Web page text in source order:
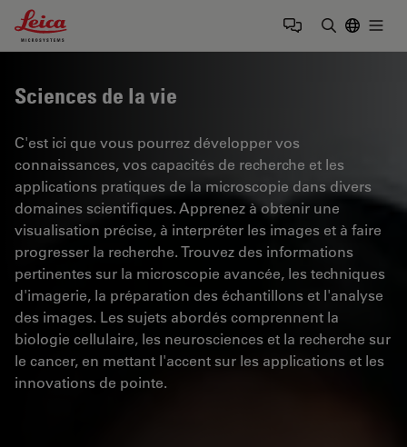
Leica Microsystems Logo
Sciences de la vie
C'est ici que vous pourrez développer vos
connaissances, vos capacités de recherche et les
applications pratiques de la microscopie dans divers
domaines scientifiques. Apprenez à obtenir une
visualisation précise, à interpréter les images et à faire
progresser la recherche. Trouvez des informations
pertinentes sur la microscopie avancée, les techniques
d'imagerie, la préparation des échantillons et l'analyse
des images. Les sujets abordés comprennent la
biologie cellulaire, les neurosciences et la recherche sur
le cancer, en mettant l'accent sur les applications et les
innovations de pointe.